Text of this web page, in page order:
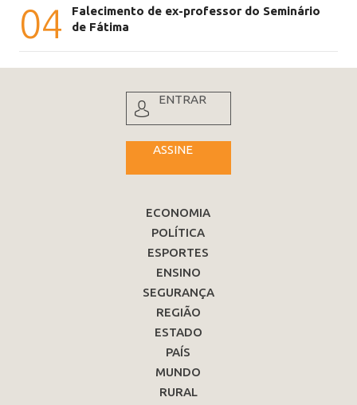
04
Falecimento de ex-professor do Seminário
de Fátima
ENTRAR
ASSINE
ECONOMIA
POLÍTICA
ESPORTES
ENSINO
SEGURANÇA
REGIÃO
ESTADO
PAÍS
MUNDO
RURAL